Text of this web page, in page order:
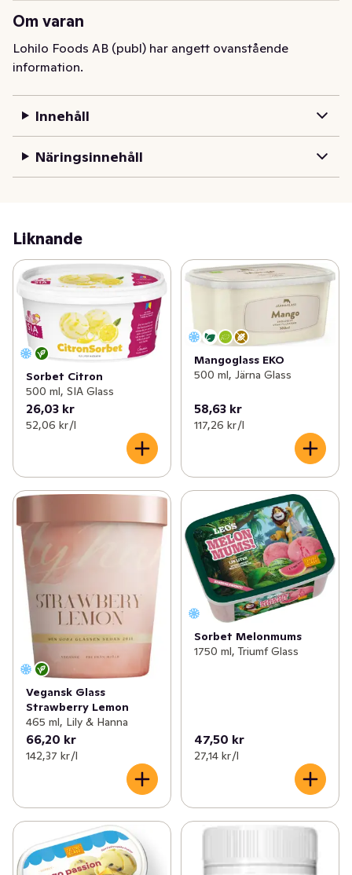
Om varan
Lohilo Foods AB (publ) har angett ovanstående
information.
Innehåll
Näringsinnehåll
Liknande
Sorbet Citron
500 ml, SIA Glass
26,03 kr
52,06 kr /l
Mangoglass EKO
500 ml, Järna Glass
58,63 kr
117,26 kr /l
Vegansk Glass
Strawberry Lemon
465 ml, Lily & Hanna
66,20 kr
142,37 kr /l
Sorbet Melonmums
1750 ml, Triumf Glass
47,50 kr
27,14 kr /l